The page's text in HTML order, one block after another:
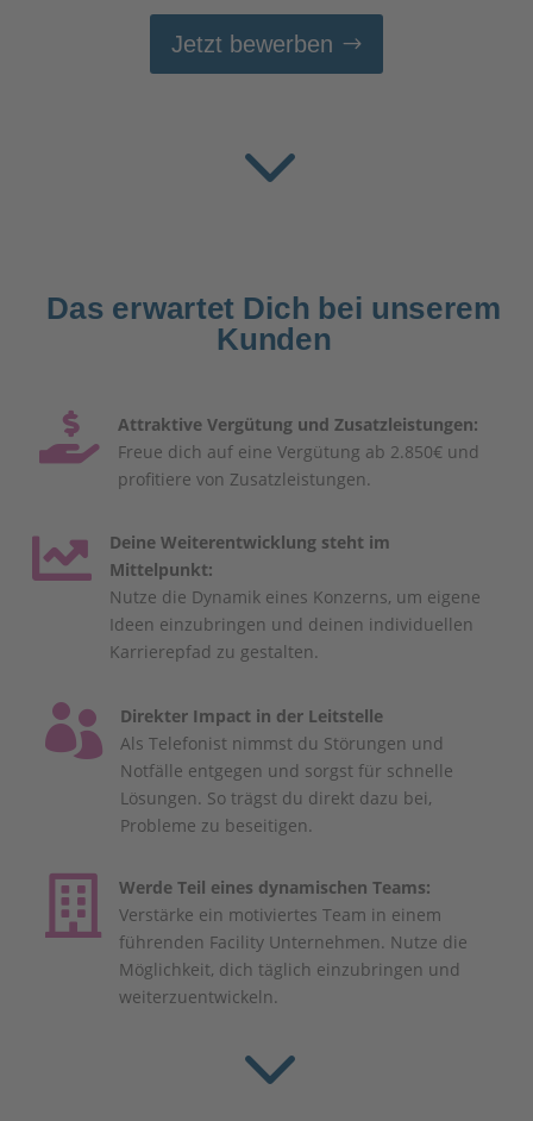
Jetzt bewerben
3
Das erwartet Dich bei unserem
Kunden

Attraktive Vergütung und Zusatzleistungen:
Freue dich auf eine Vergütung ab 2.850€ und
profitiere von Zusatzleistungen.

Deine Weiterentwicklung steht im
Mittelpunkt:
Nutze die Dynamik eines Konzerns, um eigene
Ideen einzubringen und deinen individuellen
Karrierepfad zu gestalten.

Direkter Impact in der Leitstelle
Als Telefonist nimmst du Störungen und
Notfälle entgegen und sorgst für schnelle
Lösungen. So trägst du direkt dazu bei,
Probleme zu beseitigen.

Werde Teil eines dynamischen Teams:
Verstärke ein motiviertes Team in einem
führenden Facility Unternehmen. Nutze die
Möglichkeit, dich täglich einzubringen und
weiterzuentwickeln.
3